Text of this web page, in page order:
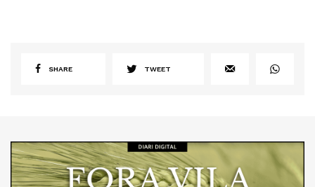
SHARE TWEET